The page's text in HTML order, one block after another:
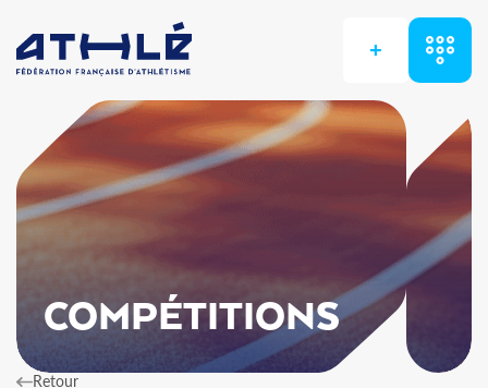
+
COMPÉTITIONS
Retour